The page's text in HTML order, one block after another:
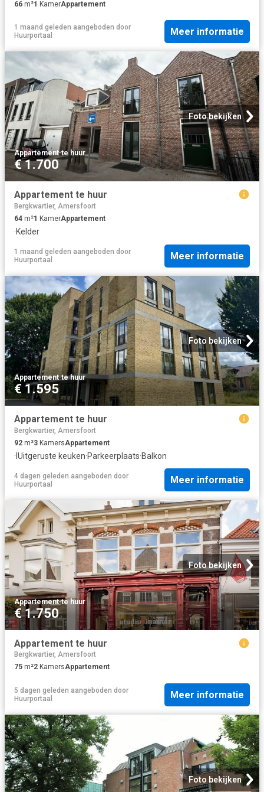
66 m²1 KamerAppartement
1 maand geleden aangeboden door
Huurportaal
Meer informatie
Foto bekijken
Appartement·te huur
€ 1.700
Appartement te huur
Bergkwartier, Amersfoort
64 m²1 KamerAppartement
·Kelder
1 maand geleden aangeboden door
Huurportaal
Meer informatie
Foto bekijken
Appartement·te huur
€ 1.595
Appartement te huur
Bergkwartier, Amersfoort
92 m²3 KamersAppartement
· IUitgeruste keuken·Parkeerplaats·Balkon
4 dagen geleden aangeboden door
Huurportaal
Meer informatie
Foto bekijken
Appartement·te huur
€ 1.750
Appartement te huur
Bergkwartier, Amersfoort
75 m²2 KamersAppartement
5 dagen geleden aangeboden door
Huurportaal
Meer informatie
Foto bekijken